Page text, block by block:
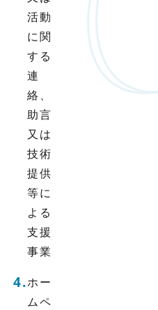
活動
に関
する
連
絡、
助言
又は
技術
提供
等に
よる
支援
事業
ホー
ムペ